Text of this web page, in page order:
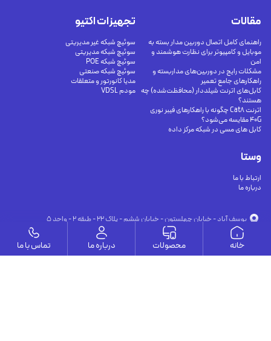
وستا
ارتباط با ما
درباره ما
تجهیزات اکتیو
سوئیچ شبکه غیر مدیریتی
سوئیچ شبکه مدیریتی
سوئیچ شبکه POE
سوئیچ شبکه صنعتی
مدیا کانورتور و متعلقات
مودم VDSL
مقالات
راهنمای کامل اتصال دوربین مدار بسته به
موبایل و کامپیوتر برای نظارت هوشمند و
امن
مشکلات رایج در دوربین‌های مداربسته و
راهکارهای جامع تعمیر
کابل‌های اترنت شیلددار (محافظت‌شده) چه
هستند؟
اترنت Cat8 چگونه با راهکارهای فیبر نوری
40G مقایسه می‌شود؟
کابل های مسی در شبکه مرکز داده
يوسف آباد - خيابان چهلستون - خيابان ششم - پلاك ٢٢ - طبقه ٢ - واحد ٥
info@vesta-com.com
09126394251
09191302116
خانه محصولات درباره ما تماس با ما